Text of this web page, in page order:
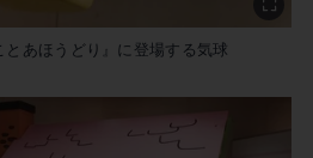
あほうどり』に登場する気球